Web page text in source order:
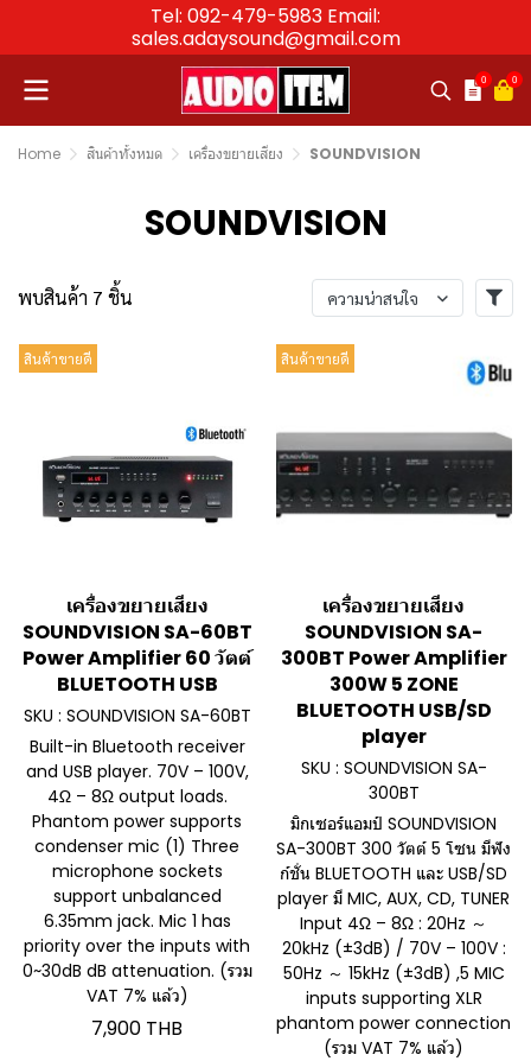
Tel: 092-479-5983 Email:
sales.adaysound@gmail.com
0 0
Home สินค้าทั้งหมด เครื่องขยายเสียง SOUNDVISION
SOUNDVISION
พบสินค้า 7 ชิ้น ความน่าสนใจ
สินค้าขายดี
เครื่องขยายเสียง
SOUNDVISION SA-60BT
Power Amplifier 60 วัตต์
BLUETOOTH USB
SKU : SOUNDVISION SA-60BT
Built-in Bluetooth receiver
and USB player. 70V – 100V,
4Ω – 8Ω output loads.
Phantom power supports
condenser mic (1) Three
microphone sockets
support unbalanced
6.35mm jack. Mic 1 has
priority over the inputs with
0~30dB dB attenuation. (รวม
VAT 7% แล้ว)
7,900 THB
สินค้าขายดี
เครื่องขยายเสียง
SOUNDVISION SA-
300BT Power Amplifier
300W 5 ZONE
BLUETOOTH USB/SD
player
SKU : SOUNDVISION SA-
300BT
มิกเซอร์แอมป์ SOUNDVISION
SA-300BT 300 วัตต์ 5 โซน มีฟัง
ก์ชั่น BLUETOOTH และ USB/SD
player มี MIC, AUX, CD, TUNER
Input 4Ω – 8Ω : 20Hz ～
20kHz (±3dB) / 70V – 100V :
50Hz ～ 15kHz (±3dB) ,5 MIC
inputs supporting XLR
phantom power connection
(รวม VAT 7% แล้ว)